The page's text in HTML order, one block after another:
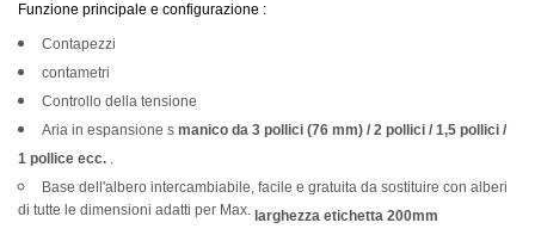
Funzione principale e configurazione :
Contapezzi
contametri
Controllo della tensione
Aria in espansione s manico da 3 pollici (76 mm) / 2 pollici / 1,5 pollici /
1 pollice ecc. .
Base dell'albero intercambiabile, facile e gratuita da sostituire con alberi
di tutte le dimensioni adatti per Max. larghezza etichetta 200mm